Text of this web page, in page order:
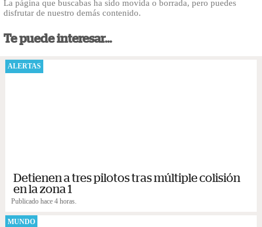
La página que buscabas ha sido movida o borrada, pero puedes
disfrutar de nuestro demás contenido.
Te puede interesar...
ALERTAS
Detienen a tres pilotos tras múltiple colisión
en la zona 1
Publicado hace 4 horas.
MUNDO